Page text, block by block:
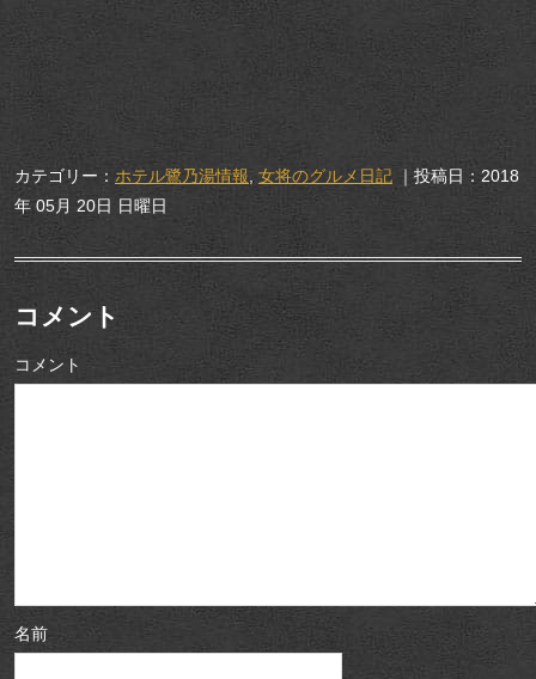
カテゴリー： ホテル鷺乃湯情報 女将のグルメ日記 ｜投稿日：2018
年 05月 20日 日曜日
コメント
コメント
名前